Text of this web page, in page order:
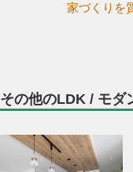
家づくりを
その他のLDK / モダ